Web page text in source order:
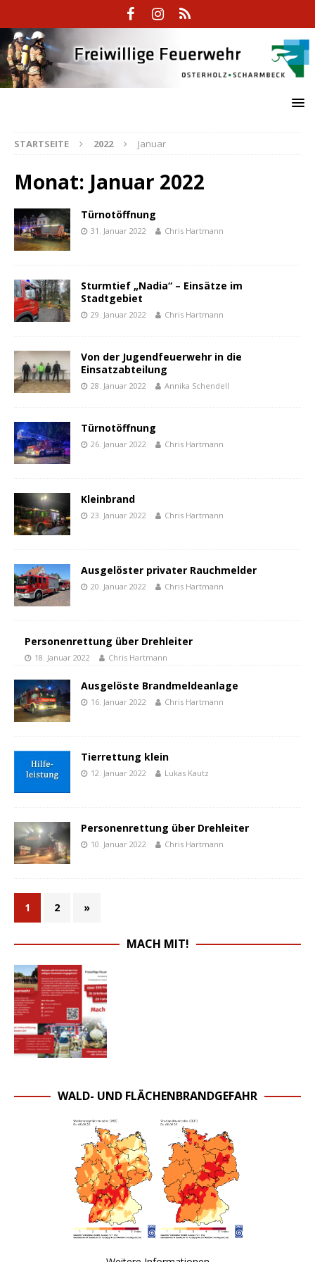
STARTSEITE 2022 Januar
Monat: Januar 2022
Türnotöffnung
31. Januar 2022 Chris Hartmann
Sturmtief „Nadia“ – Einsätze im
Stadtgebiet
29. Januar 2022 Chris Hartmann
Von der Jugendfeuerwehr in die
Einsatzabteilung
28. Januar 2022 Annika Schendell
Türnotöffnung
26. Januar 2022 Chris Hartmann
Kleinbrand
23. Januar 2022 Chris Hartmann
Ausgelöster privater Rauchmelder
20. Januar 2022 Chris Hartmann
Personenrettung über Drehleiter
18. Januar 2022 Chris Hartmann
Ausgelöste Brandmeldeanlage
16. Januar 2022 Chris Hartmann
Tierrettung klein
12. Januar 2022 Lukas Kautz
Personenrettung über Drehleiter
10. Januar 2022 Chris Hartmann
1 2 »
MACH MIT!
WALD- UND FLÄCHENBRANDGEFAHR